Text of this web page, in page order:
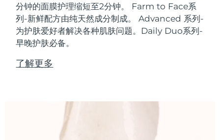
分钟的面膜护理缩短至2分钟。
Farm to Face系
列-新鲜配方由纯天然成分制成。 Advanced 系列-
为护肤爱好者解决各种肌肤问题。Daily Duo系列-
早晚护肤必备。
了解更多